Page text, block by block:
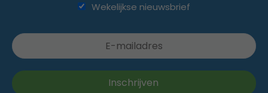
Wekelijkse nieuwsbrief